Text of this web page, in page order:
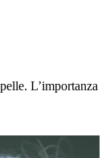
L’importanza